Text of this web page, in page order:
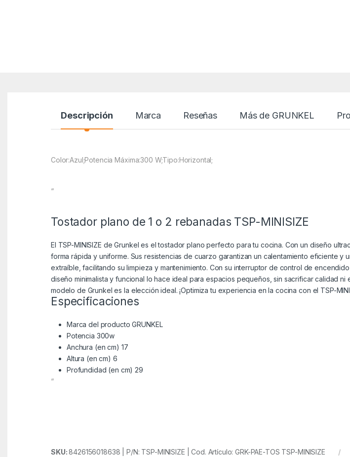
Descripción Marca Reseñas Más de GRUNKEL
Color:Azul;Potencia Máxima:300 W;Tipo:Horizontal;
“
Tostador plano de 1 o 2 rebanadas TSP-MINISIZE
El TSP-MINISIZE de Grunkel es el tostador plano perfecto para tu cocina. Con un diseño
forma rápida y uniforme. Sus resistencias de cuarzo garantizan un calentamiento eficiente
extraíble, facilitando su limpieza y mantenimiento. Con su interruptor de control de
diseño minimalista y funcional lo hace ideal para espacios pequeños, sin sacrificar calidad
modelo de Grunkel es la elección ideal. ¡Optimiza tu experiencia en la cocina con el TSP-
Especificaciones
Marca del producto GRUNKEL
Potencia 300w
Anchura (en cm) 17
Altura (en cm) 6
Profundidad (en cm) 29
“
SKU:8426156018638 | P/N: TSP-MINISIZE | Cod. Artículo: GRK-PAE-TOS TSP-MINISIZE